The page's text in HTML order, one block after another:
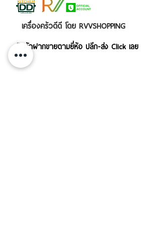
เครื่องครัวดีดี โดย RVVSHOPPING
สินค้าฝากขายตามยี่ห้อ ปลีก-ส่ง Click เลย